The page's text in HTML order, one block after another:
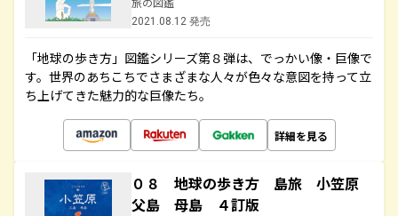
2021.08.12 発売
「地球の歩き方」図鑑シリーズ第８弾は、でっかい像・巨像で
す。世界のあちこちでさまざまな人々が色々な意図を持って立
ち上げてきた魅力的な巨像たち。
詳細を見る
０８ 地球の歩き方 島旅 小笠原
父島 母島 ４訂版